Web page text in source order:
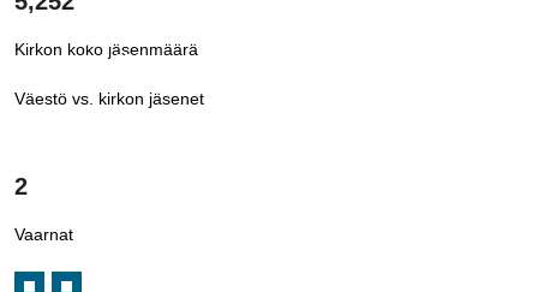
Kirkon koko jäsenmäärä
0.39%
1 / 256
Väestö vs. kirkon jäsenet
2
Vaarnat